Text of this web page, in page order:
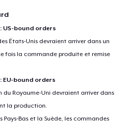
US-bound orders
États-Unis devraient arriver dans un
fois la commande produite et remise
EU-bound orders
Royaume-Uni devraient arriver dans
la production.
Pays-Bas et la Suède, les commandes